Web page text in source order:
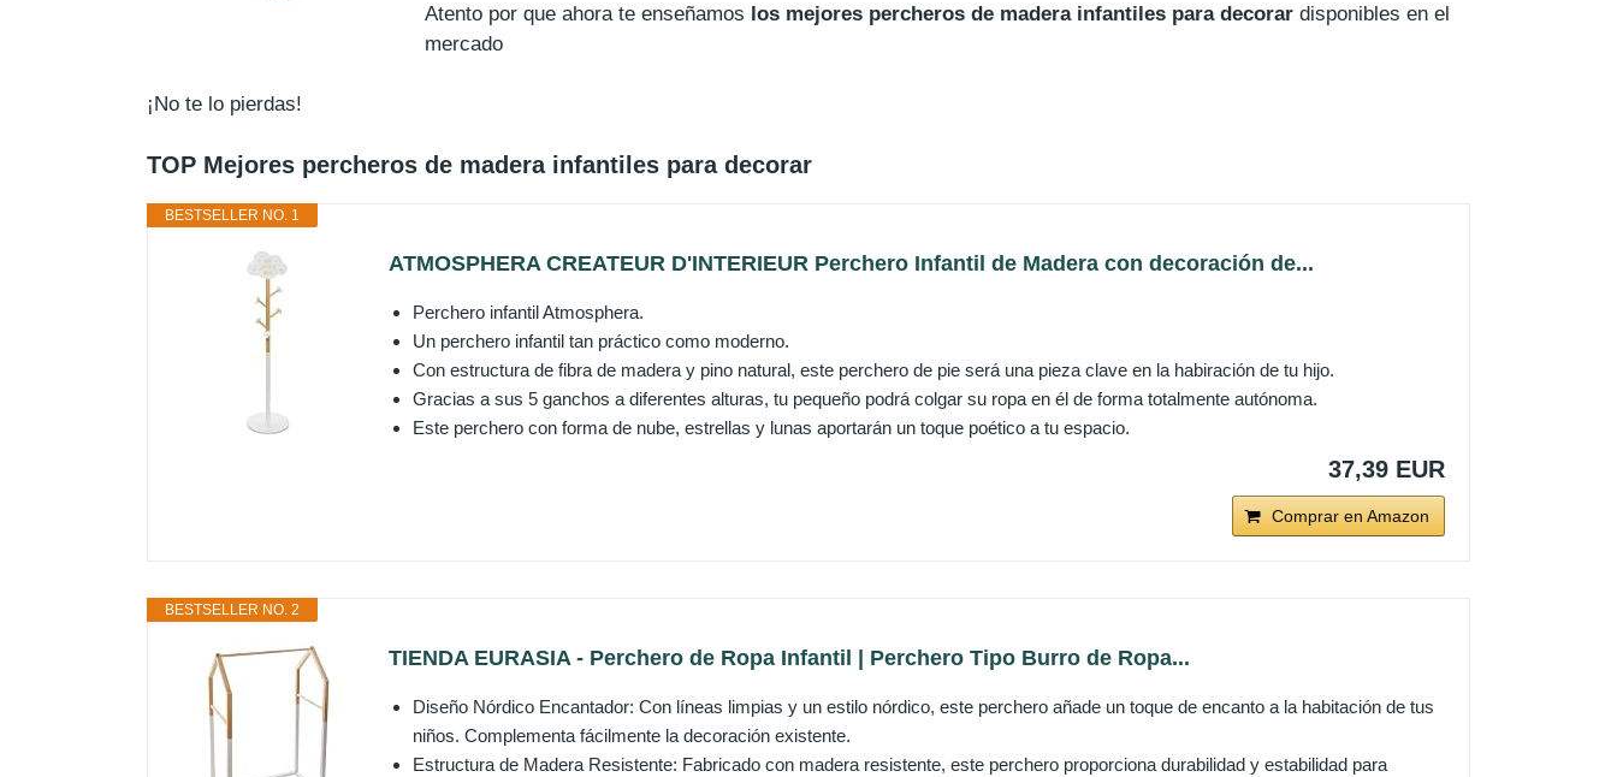
Atento por que ahora te enseñamos los mejores percheros de madera infantiles para decorar disponibles en el
mercado
¡No te lo pierdas!
TOP Mejores percheros de madera infantiles para decorar
BESTSELLER NO. 1
ATMOSPHERA CREATEUR D'INTERIEUR Perchero Infantil de Madera con decoración de...
Perchero infantil Atmosphera.
Un perchero infantil tan práctico como moderno.
Con estructura de fibra de madera y pino natural, este perchero de pie será una pieza clave en la habiración de tu hijo.
Gracias a sus 5 ganchos a diferentes alturas, tu pequeño podrá colgar su ropa en él de forma totalmente autónoma.
Este perchero con forma de nube, estrellas y lunas aportarán un toque poético a tu espacio.
37,39 EUR
Comprar en Amazon
BESTSELLER NO. 2
TIENDA EURASIA - Perchero de Ropa Infantil | Perchero Tipo Burro de Ropa...
Diseño Nórdico Encantador: Con líneas limpias y un estilo nórdico, este perchero añade un toque de encanto a la habitación de tus
niños. Complementa fácilmente la decoración existente.
Estructura de Madera Resistente: Fabricado con madera resistente, este perchero proporciona durabilidad y estabilidad para